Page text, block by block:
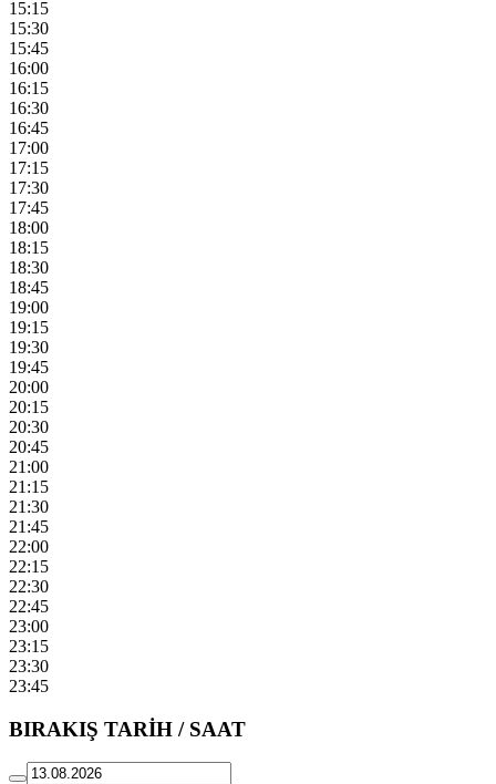
15:15
15:30
15:45
16:00
16:15
16:30
16:45
17:00
17:15
17:30
17:45
18:00
18:15
18:30
18:45
19:00
19:15
19:30
19:45
20:00
20:15
20:30
20:45
21:00
21:15
21:30
21:45
22:00
22:15
22:30
22:45
23:00
23:15
23:30
23:45
BIRAKIŞ TARİH / SAAT